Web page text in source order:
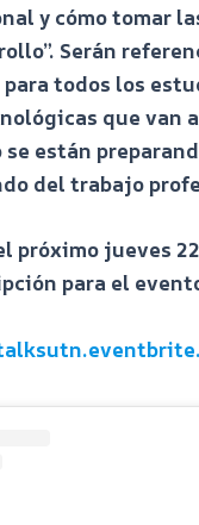
y cómo tomar
Serán
todos los
que van
se están
del trabajo
próximo jueves
para el